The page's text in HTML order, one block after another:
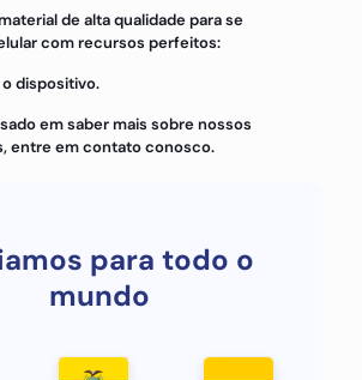
de alta qualidade para se
com recursos perfeitos:
dispositivo.
em saber mais sobre nossos
entre em contato conosco.
para todo o
mundo